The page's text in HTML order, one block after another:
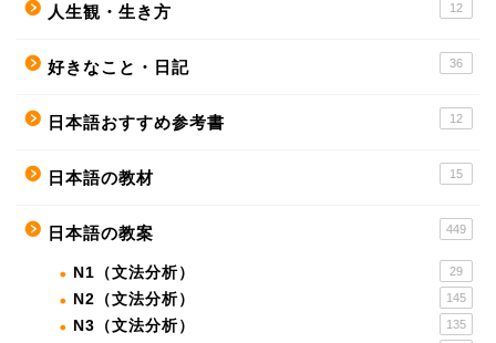
人生観・生き方 12
好きなこと・日記 36
日本語おすすめ参考書 12
日本語の教材 15
日本語の教案 449
N1（文法分析） 29
N2（文法分析） 145
N3（文法分析） 135